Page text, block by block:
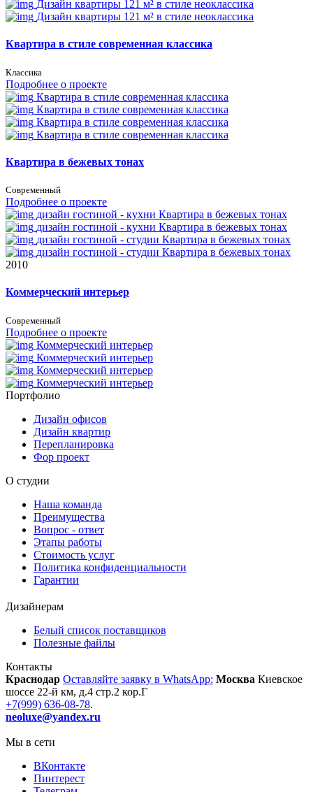
Дизайн квартиры 121 м² в стиле неоклассика
Дизайн квартиры 121 м² в стиле неоклассика
Квартира в стиле современная классика
Классика
Подробнее о проекте
Квартира в стиле современная классика
Квартира в стиле современная классика
Квартира в стиле современная классика
Квартира в стиле современная классика
Квартира в бежевых тонах
Современный
Подробнее о проекте
дизайн гостиной - кухни Квартира в бежевых тонах
дизайн гостиной - кухни Квартира в бежевых тонах
дизайн гостиной - студии Квартира в бежевых тонах
дизайн гостиной - студии Квартира в бежевых тонах
2010
Коммерческий интерьер
Современный
Подробнее о проекте
Коммерческий интерьер
Коммерческий интерьер
Коммерческий интерьер
Коммерческий интерьер
Портфолио
Дизайн офисов
Дизайн квартир
Перепланировка
Фор проект
О студии
Наша команда
Преимущества
Вопрос - ответ
Этапы работы
Стоимость услуг
Политика конфиденциальности
Гарантии
Дизайнерам
Белый список поставщиков
Полезные файлы
Контакты
Краснодар Оставляйте заявку в WhatsApp: Москва Киевское
шоссе 22-й км, д.4 стр.2 кор.Г
+7(999) 636-08-78.
neoluxe@yandex.ru
Мы в сети
ВКонтакте
Пинтерест